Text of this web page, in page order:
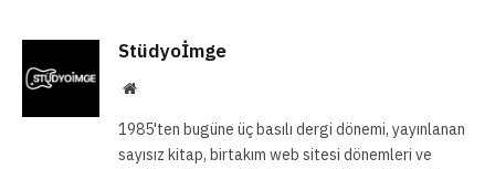
Stüdyoİmge
Website
1985'ten bugüne üç basılı dergi dönemi, yayınlanan
sayısız kitap, birtakım web sitesi dönemleri ve